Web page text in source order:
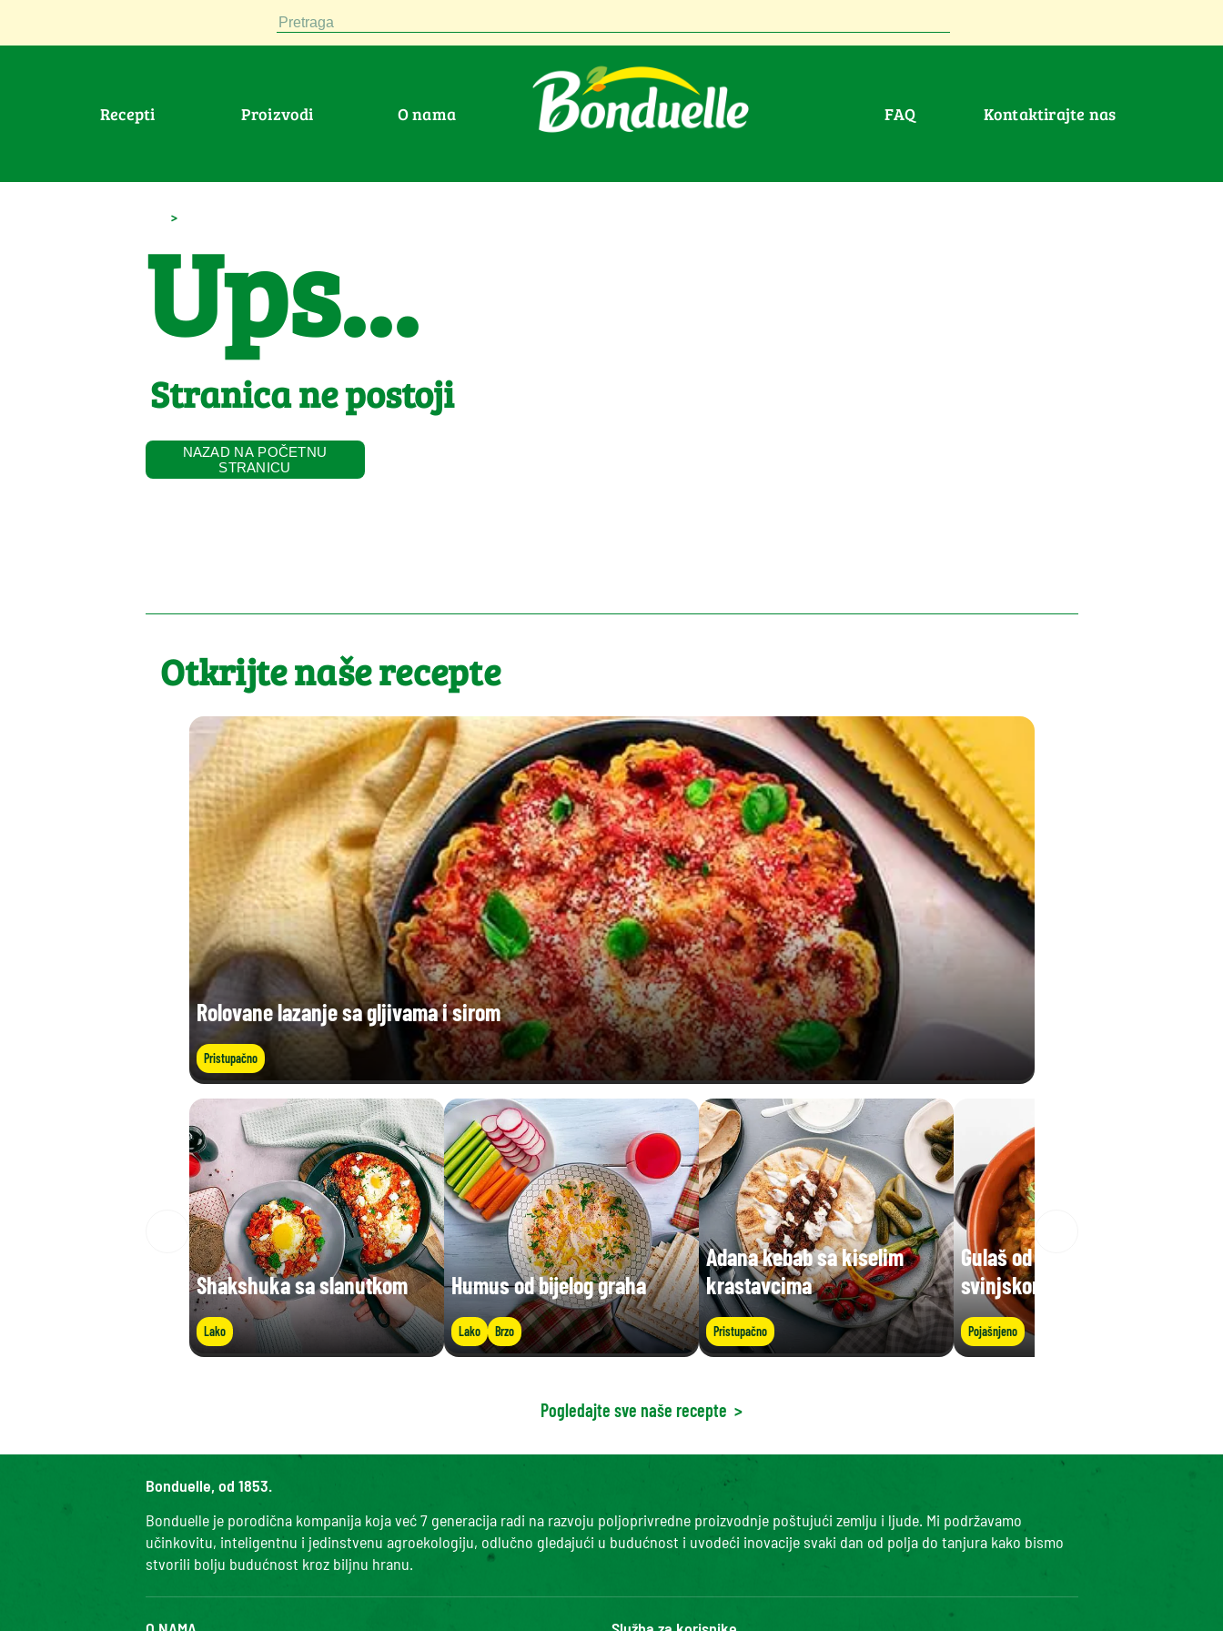
Pretraga
Recepti Proizvodi O nama FAQ Kontaktirajte nas
>
Ups...
Stranica ne postoji
NAZAD NA POČETNU
STRANICU
Otkrijte naše recepte
Rolovane lazanje sa gljivama i sirom
Pristupačno
Shakshuka sa slanutkom
Lako
Humus od bijelog graha
Lako Brzo
Adana kebab sa kiselim
krastavcima
Pristupačno
Gulaš od bijelog graha sa
svinjskom koljenicom
Pojašnjeno
Pogledajte sve naše recepte >
Bonduelle, od 1853.
Bonduelle je porodična kompanija koja već 7 generacija radi na razvoju poljoprivredne proizvodnje poštujući zemlju i ljude. Mi podržavamo
učinkovitu, inteligentnu i jedinstvenu agroekologiju, odlučno gledajući u budućnost i uvodeći inovacije svaki dan od polja do tanjura kako bismo
stvorili bolju budućnost kroz biljnu hranu.